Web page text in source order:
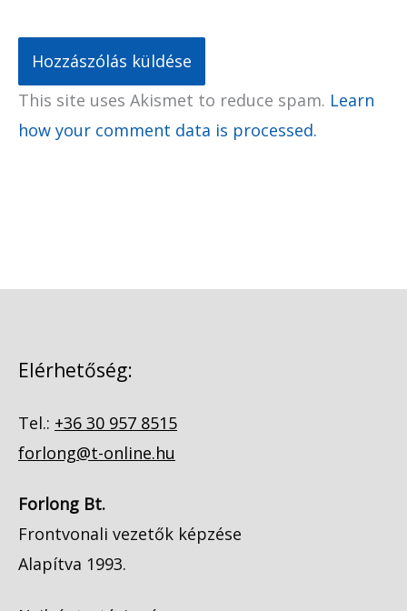
This site uses Akismet to reduce spam. Learn
how your comment data is processed.
Elérhetőség:
Tel.: +36 30 957 8515
forlong@t-online.hu
Forlong Bt.
Frontvonali vezetők képzése
Alapítva 1993.